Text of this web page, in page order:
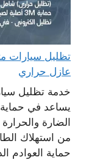
عازل حراري
خدمة تظليل
يساعد في
الضارة
من استهلاك
حماية العوادم